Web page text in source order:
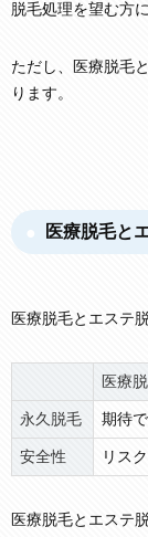
脱毛処理を望む方
ただし、医療脱毛
ります。
医療脱毛と
医療脱毛とエステ
医療
永久脱毛 期待
安全性 リス
医療脱毛とエステ